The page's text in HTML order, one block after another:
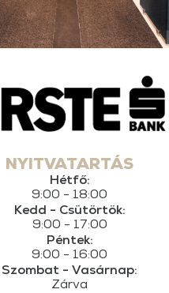
NYITVATARTÁS
Hétfő:
9:00 - 18:00
Kedd - Csütörtök:
9:00 - 17:00
Péntek:
9:00 - 16:00
Szombat - Vasárnap:
Zárva